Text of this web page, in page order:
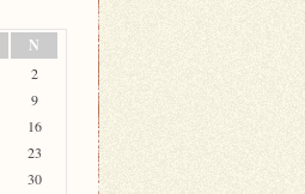
N
2
9
16
23
30